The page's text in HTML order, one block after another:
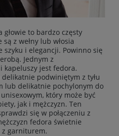
głowie to bardzo częsty
z wełny lub włosia
szyku i elegancji. Powinno się
Jednym z
kapeluszy jest fedora.
podwiniętym z tyłu
lub delikatnie pochylonym do
który może być
jak i mężczyzn. Ten
się w połączeniu z
fedora świetnie
z garniturem.